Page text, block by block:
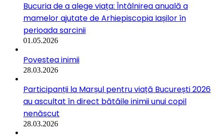
Bucuria de a alege viața: Întâlnirea anuală a
mamelor ajutate de Arhiepiscopia Iașilor în
perioada sarcinii
01.05.2026
Povestea inimii
28.03.2026
Participanții la Marșul pentru viață București 2026
au ascultat în direct bătăile inimii unui copil
nenăscut
28.03.2026